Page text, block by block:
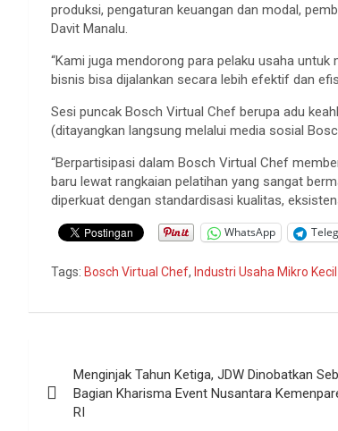
produksi, pengaturan keuangan dan modal,
Davit Manalu.
“Kami juga mendorong para pelaku usaha
bisnis bisa dijalankan secara lebih efektif dan
Sesi puncak Bosch Virtual Chef berupa adu
(ditayangkan langsung melalui media sosial
“Berpartisipasi dalam Bosch Virtual Chef
baru lewat rangkaian pelatihan yang sangat
diperkuat dengan standardisasi kualitas,
WhatsApp
Tags: Bosch Virtual Chef, Industri Usaha Mikro
pos
Menginjak Tahun Ketiga, JDW Dinobatkan
Bagian Kharisma Event Nusantara
RI